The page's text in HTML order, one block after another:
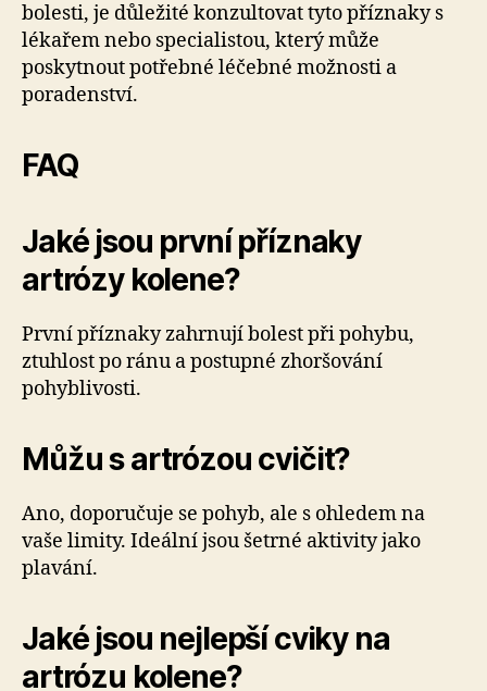
bolesti, je důležité konzultovat tyto příznaky s
lékařem nebo specialistou, který může
poskytnout potřebné léčebné možnosti a
poradenství.
FAQ
Jaké jsou první příznaky
artrózy kolene?
První příznaky zahrnují bolest při pohybu,
ztuhlost po ránu a postupné zhoršování
pohyblivosti.
Můžu s artrózou cvičit?
Ano, doporučuje se pohyb, ale s ohledem na
vaše limity. Ideální jsou šetrné aktivity jako
plavání.
Jaké jsou nejlepší cviky na
artrózu kolene?